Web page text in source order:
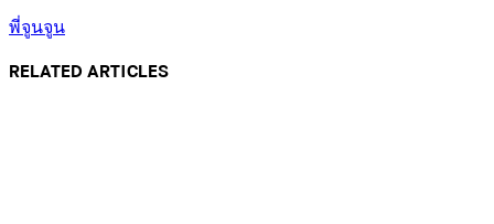
พี่จูนจูน
RELATED ARTICLES